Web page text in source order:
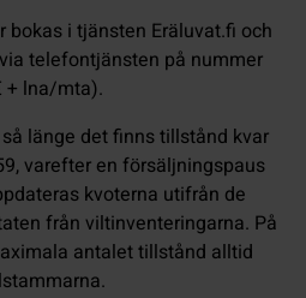
i tjänsten Eräluvat.fi och
telefontjänsten på nummer
+ lna/mta).
länge det finns tillstånd kvar
varefter en försäljningspaus
kvoterna utifrån de
från viltinventeringarna. På
antalet tillstånd alltid